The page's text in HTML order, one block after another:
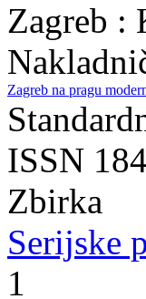
Zagreb :
Zagreb na pragu
ISSN
Zbirka
Serijske
1